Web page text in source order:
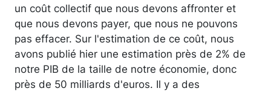
un coût collectif que nous devons affronter et
que nous devons payer, que nous ne pouvons
pas effacer. Sur l'estimation de ce coût, nous
avons publié hier une estimation près de 2% de
notre PIB de la taille de notre économie, donc
près de 50 milliards d'euros. Il y a des